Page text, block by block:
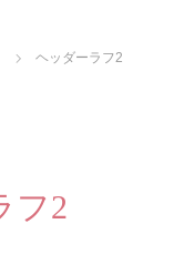
ヘッダーラフ2
フ2